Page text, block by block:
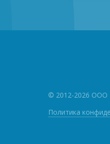
© 2012-2026 ООО
Политика